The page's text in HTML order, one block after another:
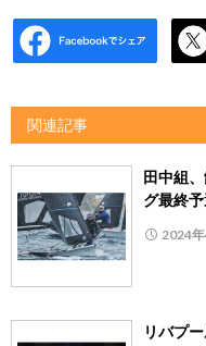
関連記事
田中組
グ最終
2024
リバプ